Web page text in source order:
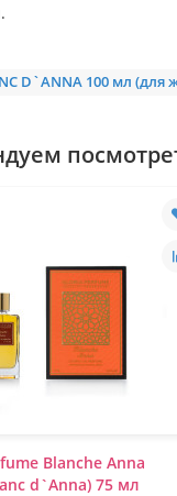
D`ANNA 100 мл (для
Blanche Anna
d`Anna) 75 мл